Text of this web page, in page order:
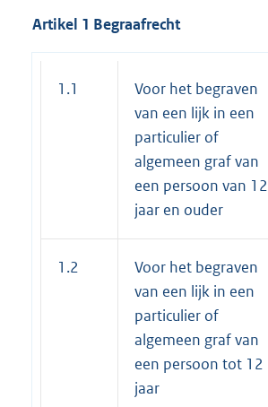
Artikel 1 Begraafrecht
1.1
Voor het begraven
van een lijk in een
particulier of
algemeen graf van
een persoon van 12
jaar en ouder
1.2
Voor het begraven
van een lijk in een
particulier of
algemeen graf van
een persoon tot 12
jaar